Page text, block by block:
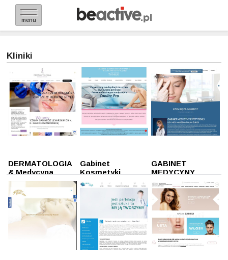
menu
Kliniki
DERMATOLOGIA
& Medycyna
estetyczna
Rzeszów
Gabinet
Kosmetyki
Naturalnej i
Medycyny
Estetycznej
Przemyśl
GABINET
MEDYCYNY
ESTETYCZNEJ
Mielec